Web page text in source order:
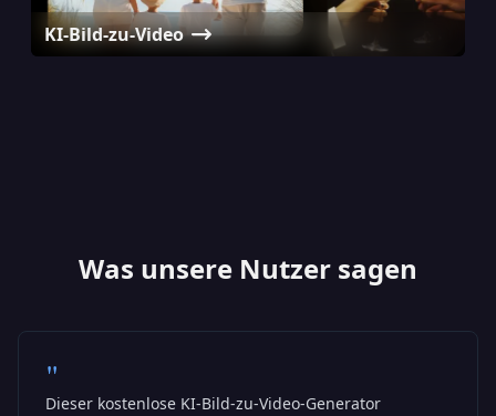
KI-Bild-zu-Video
KI Avatar-Generator
Was unsere Nutzer sagen
"
Dieser kostenlose KI-Bild-zu-Video-Generator